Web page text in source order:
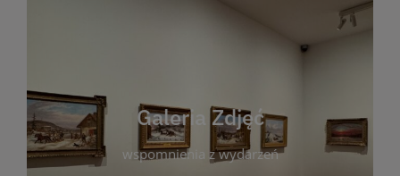
Galeria Zdjęć
wspomnienia z wydarzeń
wspomnienia z wydarzeń, spotkań i projektów
którym można zobaczyć, jak żyje nasza biblioteka
i jej społeczność. Zdjęcia dokumentują zarówno
uroczyste chwile, jak i codzienne aktywności
czytelników. Regularnie dodajemy nowe galerie,